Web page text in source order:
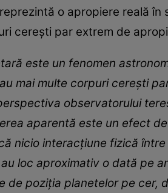
o apropiere reală
cerești par extrem de
este un fenomen
mai multe corpuri cerești
observatorului
aparentă este un efect
nicio interacțiune fizică
loc aproximativ o dată pe
de poziția planetelor pe cer,